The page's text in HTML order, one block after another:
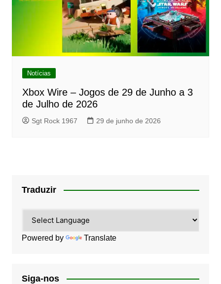
Notícias
Xbox Wire – Jogos de 29 de Junho a 3
de Julho de 2026
Sgt Rock 1967 29 de junho de 2026
Traduzir
Powered by Translate
Siga-nos